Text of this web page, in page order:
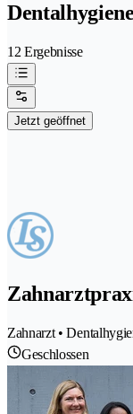
12 Ergebnisse
Jetzt geöffnet
Zahnarzt •
Geschlossen